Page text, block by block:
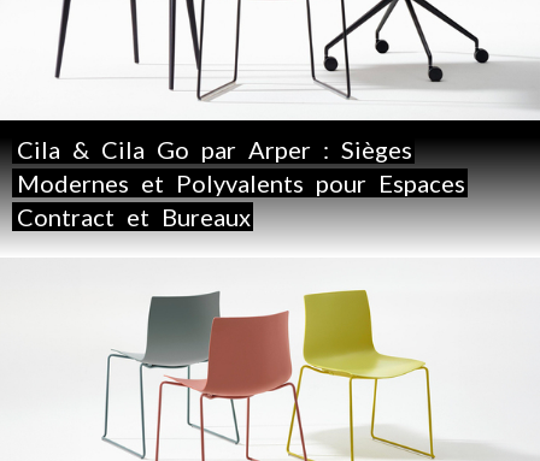
Cila & Cila Go par Arper : Sièges
Modernes et Polyvalents pour Espaces
Contract et Bureaux